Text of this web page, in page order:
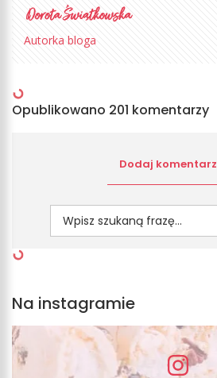
Autorka bloga
Opublikowano 201 komentarzy
Dodaj komentarz
Na instagramie